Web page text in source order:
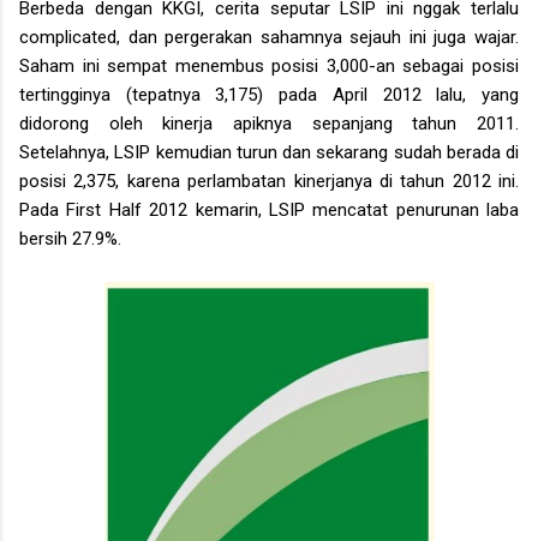
Berbeda dengan KKGI, cerita seputar LSIP ini nggak terlalu
complicated, dan pergerakan sahamnya sejauh ini juga wajar.
Saham ini sempat menembus posisi 3,000-an sebagai posisi
tertingginya (tepatnya 3,175) pada April 2012 lalu, yang
didorong oleh kinerja apiknya sepanjang tahun 2011.
Setelahnya, LSIP kemudian turun dan sekarang sudah berada di
posisi 2,375, karena perlambatan kinerjanya di tahun 2012 ini.
Pada First Half 2012 kemarin, LSIP mencatat penurunan laba
bersih 27.9%.